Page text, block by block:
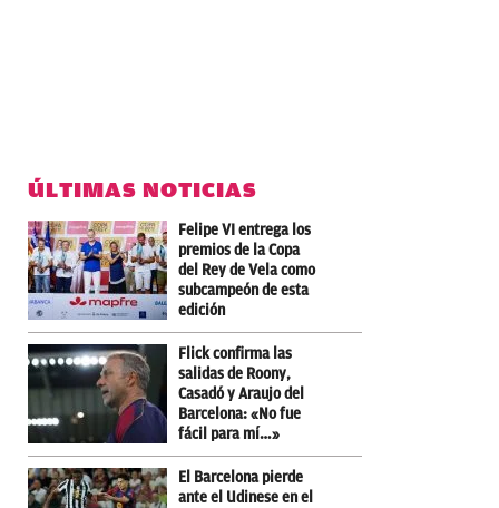
ÚLTIMAS NOTICIAS
Felipe VI entrega los
premios de la Copa
del Rey de Vela como
subcampeón de esta
edición
Flick confirma las
salidas de Roony,
Casadó y Araujo del
Barcelona: «No fue
fácil para mí…»
El Barcelona pierde
ante el Udinese en el